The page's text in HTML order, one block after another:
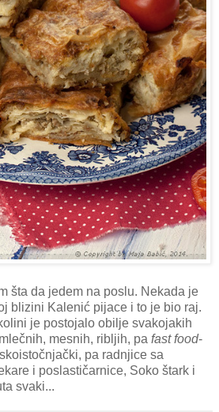
šta da jedem na poslu. Nekada je
blizini Kalenić pijace i to je bio raj.
je postojalo obilje svakojakih
mesnih, ribljih, pa fast food-
pa radnjice sa
i poslastičarnice, Soko štark i
svaki...